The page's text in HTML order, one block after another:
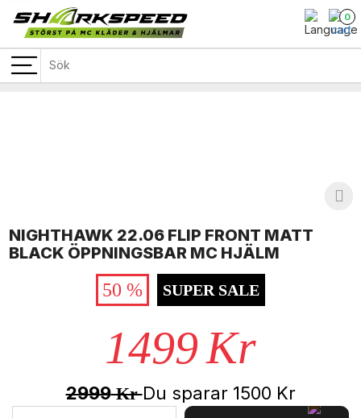
0
NIGHTHAWK 22.06 FLIP FRONT MATT
BLACK ÖPPNINGSBAR MC HJÄLM
50 % SUPER SALE
1499Kr
2999KrDu sparar 1500 Kr